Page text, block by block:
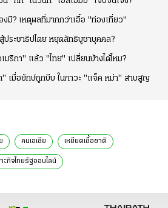
มี? เหตุผลที่มากกว่าเอื้อ "ท่องเที่ยว"
ระชาธิปไตย หยุดลัทธิบูชาบุคคล?
มริกา" แล้ว "ไทย" เปลี่ยนบ้างได้ไหม?
" เมื่อยักษ์ถูกบีบ ในภาวะ "แจ็ค หม่า" สาบสูญ
คนเอเชีย เหยียดเชื้อชาติ
ะกิจไทยรัฐออนไลน์